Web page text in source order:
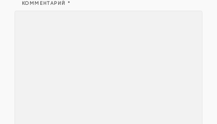
КОММЕНТАРИЙ *